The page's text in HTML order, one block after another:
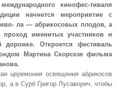
кинофес-тиваля
начнется мероприятие с
ла — абрикосовых плодов, а
именитых участников и
дорожке. Откроется фестиваль
Мартина Скорсезе фильма
освящения абрикосов
а в Сурб Григор Лусаворич, чтобы